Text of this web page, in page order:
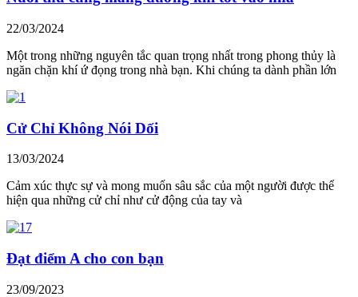
22/03/2024
Một trong những nguyên tắc quan trọng nhất trong phong thủy là
ngăn chặn khí ứ đọng trong nhà bạn. Khi chúng ta dành phần lớn
Cử Chỉ Không Nói Dối
13/03/2024
Cảm xúc thực sự và mong muốn sâu sắc của một người được thể
hiện qua những cử chỉ như cử động của tay và
Đạt điểm A cho con bạn
23/09/2023